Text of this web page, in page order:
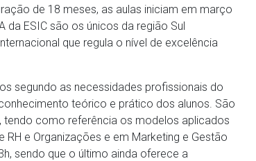
de 18 meses, as aulas iniciam em março
da ESIC são os únicos da região Sul
que regula o nível de excelência
segundo as necessidades profissionais do
teórico e prático dos alunos. São
tendo como referência os modelos aplicados
RH e Organizações e em Marketing e Gestão
sendo que o último ainda oferece a